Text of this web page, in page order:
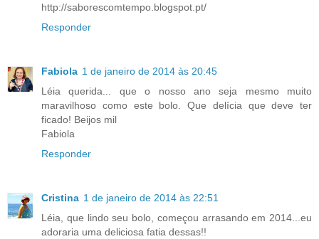
http://saborescomtempo.blogspot.pt/
Responder
Fabiola 1 de janeiro de 2014 às 20:45
Léia querida... que o nosso ano seja mesmo muito
maravilhoso como este bolo. Que delícia que deve ter
ficado! Beijos mil
Fabiola
Responder
Cristina 1 de janeiro de 2014 às 22:51
Léia, que lindo seu bolo, começou arrasando em 2014...eu
adoraria uma deliciosa fatia dessas!!